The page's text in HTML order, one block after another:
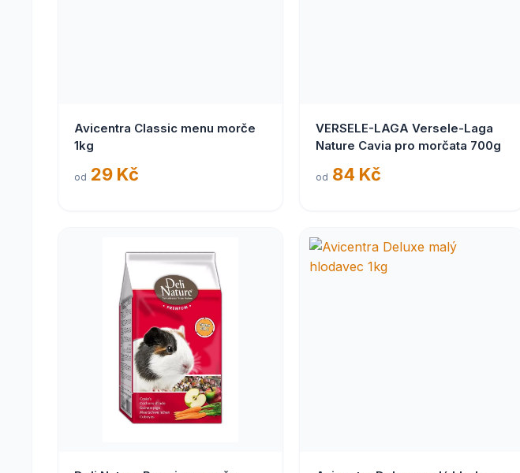
Avicentra Classic menu morče
1kg
od 29 Kč
VERSELE-LAGA Versele-Laga
Nature Cavia pro morčata 700g
od 84 Kč